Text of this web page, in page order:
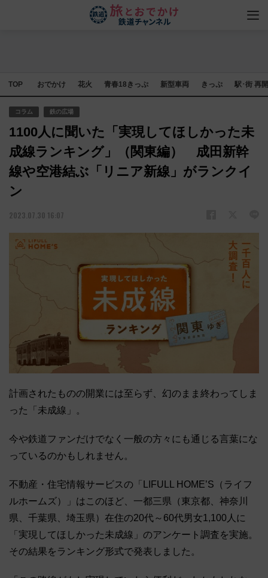
TOP おでかけ 花火 青春18きっぷ 新型車両 きっぷ 駅･街 再
コラム 鉄の広場
1100人に聞いた「実現してほしかった未
成線ランキング」（関東編） 成田新幹
線や空港結ぶ「リニア新線」がランクイ
ン
2023.07.30 16:07
計画されたものの開業には至らず、幻のまま終わってしま
った「未成線」。
今や鉄道ファンだけでなく一般の方々にも通じる言葉にな
っているのかもしれません。
不動産・住宅情報サービスの「LIFULL HOME’S（ライフ
ルホームズ）」はこのほど、一都三県（東京都、神奈川
県、千葉県、埼玉県）在住の20代～60代男女1,100人に
「実現してほしかった未成線」のアンケート調査を実施。
その結果をランキング形式で発表しました。